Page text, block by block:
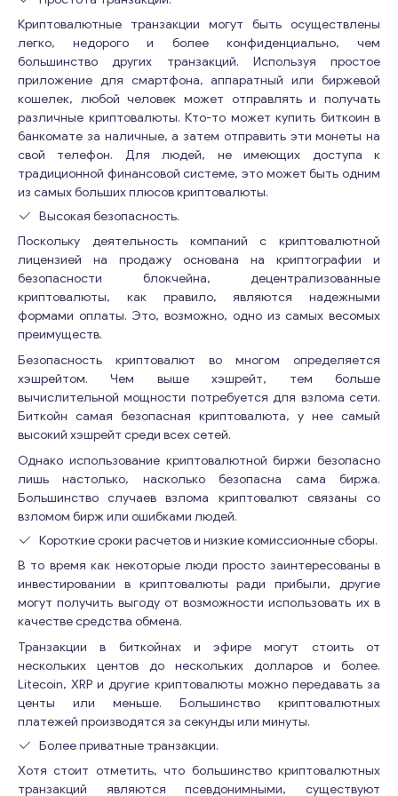
Консультация
Отправьте нам запрос, и мы свяжемся с вами в
ближайшее время.
m
a
i
l
Email*
добросовестность операций. Для получения
дополнительной информации и подробностей о ценах
на эти бизнес-возможности заполните форму, и мы
свяжемся с вами.
банковские отношения с банками Великобритании и
ЕС первого уровня, обеспечивая эффективные
финансовые операции и управление. Для получения
дополнительной информации и подробностей о ценах
на эти бизнес-возможности заполните форму, и мы
свяжемся с вами.
Криптовалютные транзакции могут быть осуществлены
легко, недорого и более конфиденциально, чем
большинство других транзакций. Используя простое
приложение для смартфона, аппаратный или биржевой
кошелек, любой человек может отправлять и получать
различные криптовалюты. Кто-то может купить биткоин в
банкомате за наличные, а затем отправить эти монеты на
свой телефон. Для людей, не имеющих доступа к
традиционной финансовой системе, это может быть одним
из самых больших плюсов криптовалюты.
Высокая безопасность.
Поскольку деятельность компаний с криптовалютной
лицензией на продажу основана на криптографии и
безопасности блокчейна, децентрализованные
криптовалюты, как правило, являются надежными
формами оплаты. Это, возможно, одно из самых весомых
преимуществ.
Безопасность криптовалют во многом определяется
хэшрейтом. Чем выше хэшрейт, тем больше
вычислительной мощности потребуется для взлома сети.
Биткойн самая безопасная криптовалюта, у нее самый
высокий хэшрейт среди всех сетей.
Однако использование криптовалютной биржи безопасно
лишь настолько, насколько безопасна сама биржа.
Большинство случаев взлома криптовалют связаны со
взломом бирж или ошибками людей.
Короткие сроки расчетов и низкие комиссионные сборы.
В то время как некоторые люди просто заинтересованы в
инвестировании в криптовалюты ради прибыли, другие
могут получить выгоду от возможности использовать их в
качестве средства обмена.
Транзакции в биткойнах и эфире могут стоить от
нескольких центов до нескольких долларов и более.
Litecoin, XRP и другие криптовалюты можно передавать за
центы или меньше. Большинство криптовалютных
платежей производятся за секунды или минуты.
Более приватные транзакции.
Хотя стоит отметить, что большинство криптовалютных
транзакций являются псевдонимными, существуют